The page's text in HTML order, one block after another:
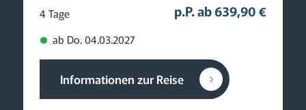
4 Tage
ab Do. 04.03.2027
p.P. ab 639,90 €
Informationen zur Reise